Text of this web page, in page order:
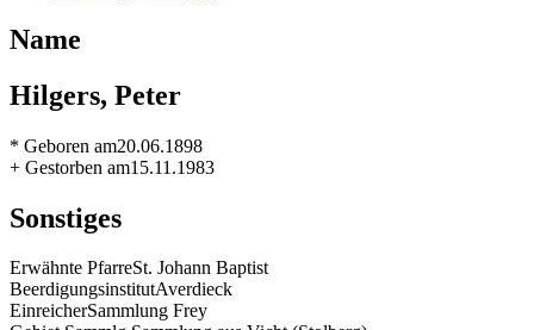
Name
Hilgers, Peter
* Geboren am20.06.1898
+ Gestorben am15.11.1983
Sonstiges
Erwähnte PfarreSt. Johann Baptist
BeerdigungsinstitutAverdieck
EinreicherSammlung Frey